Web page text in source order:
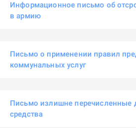
Информационное письмо об
в армию
Письмо о применении правил
коммунальных услуг
Письмо излишне перечисленные
средства